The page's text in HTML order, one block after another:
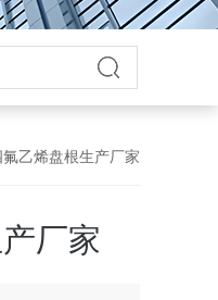
乙烯盘根生产厂家
厂家